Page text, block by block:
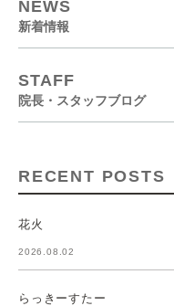
NEWS
新着情報
STAFF
院長・スタッフブログ
RECENT POSTS
花火
2026.08.02
らっきーすたー